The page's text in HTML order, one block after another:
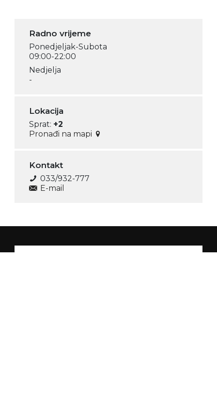
Radno vrijeme
Ponedjeljak-Subota
09:00-22:00
Nedjelja
-
Lokacija
Sprat: +2
Pronađi na mapi
Kontakt
033/932-777
E-mail